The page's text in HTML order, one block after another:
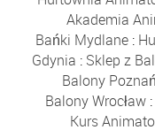
Akademia
Bańki Mydlane :
Gdynia : Sklep z
Balony Poznań
Balony Wrocław :
Kurs